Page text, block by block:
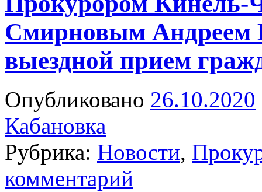
Смирновым Андреем
выездной прием
Опубликовано 26.10.2020
Кабановка
Рубрика: Новости,
комментарий